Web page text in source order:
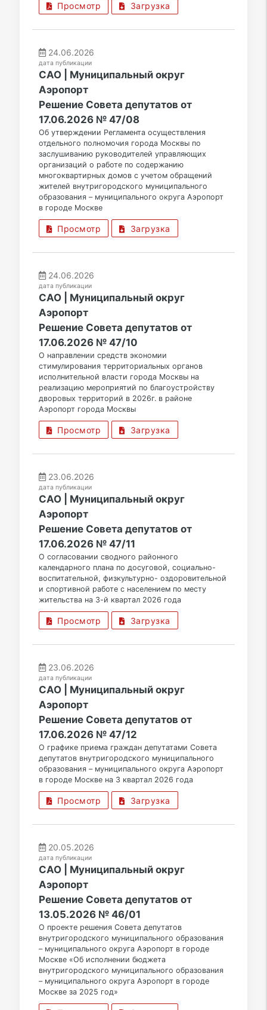
Просмотр Загрузка
24.06.2026
дата публикации
САО | Муниципальный округ
Аэропорт
Решение Совета депутатов от
17.06.2026 № 47/08
Об утверждении Регламента осуществления
отдельного полномочия города Москвы по
заслушиванию руководителей управляющих
организаций о работе по содержанию
многоквартирных домов с учетом обращений
жителей внутригородского муниципального
образования – муниципального округа Аэропорт
в городе Москве
Просмотр Загрузка
24.06.2026
дата публикации
САО | Муниципальный округ
Аэропорт
Решение Совета депутатов от
17.06.2026 № 47/10
О направлении средств экономии
стимулирования территориальных органов
исполнительной власти города Москвы на
реализацию мероприятий по благоустройству
дворовых территорий в 2026г. в районе
Аэропорт города Москвы
Просмотр Загрузка
23.06.2026
дата публикации
САО | Муниципальный округ
Аэропорт
Решение Совета депутатов от
17.06.2026 № 47/11
О согласовании сводного районного
календарного плана по досуговой, социально-
воспитательной, физкультурно- оздоровительной
и спортивной работе с населением по месту
жительства на 3-й квартал 2026 года
Просмотр Загрузка
23.06.2026
дата публикации
САО | Муниципальный округ
Аэропорт
Решение Совета депутатов от
17.06.2026 № 47/12
О графике приема граждан депутатами Совета
депутатов внутригородского муниципального
образования – муниципального округа Аэропорт
в городе Москве на 3 квартал 2026 года
Просмотр Загрузка
20.05.2026
дата публикации
САО | Муниципальный округ
Аэропорт
Решение Совета депутатов от
13.05.2026 № 46/01
О проекте решения Совета депутатов
внутригородского муниципального образования
– муниципального округа Аэропорт в городе
Москве «Об исполнении бюджета
внутригородского муниципального образования
– муниципального округа Аэропорт в городе
Москве за 2025 год»